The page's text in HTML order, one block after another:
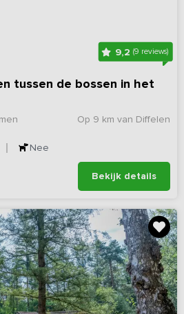
9,2(9 reviews)
tussen de bossen in het
Op 9 km van Diffelen
Nee
Bekijk details